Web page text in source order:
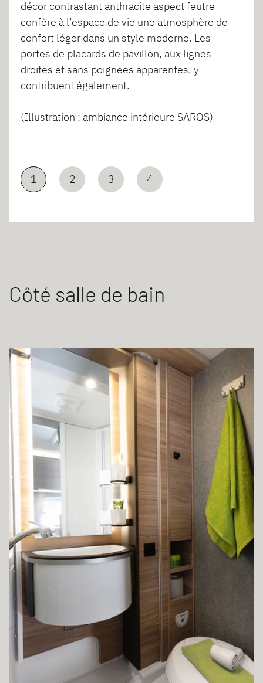
décor contrastant anthracite aspect feutre
confère à l’espace de vie une atmosphère de
confort léger dans un style moderne. Les
portes de placards de pavillon, aux lignes
droites et sans poignées apparentes, y
contribuent également.
(Illustration : ambiance intérieure SAROS)
1 2 3 4
Côté salle de bain